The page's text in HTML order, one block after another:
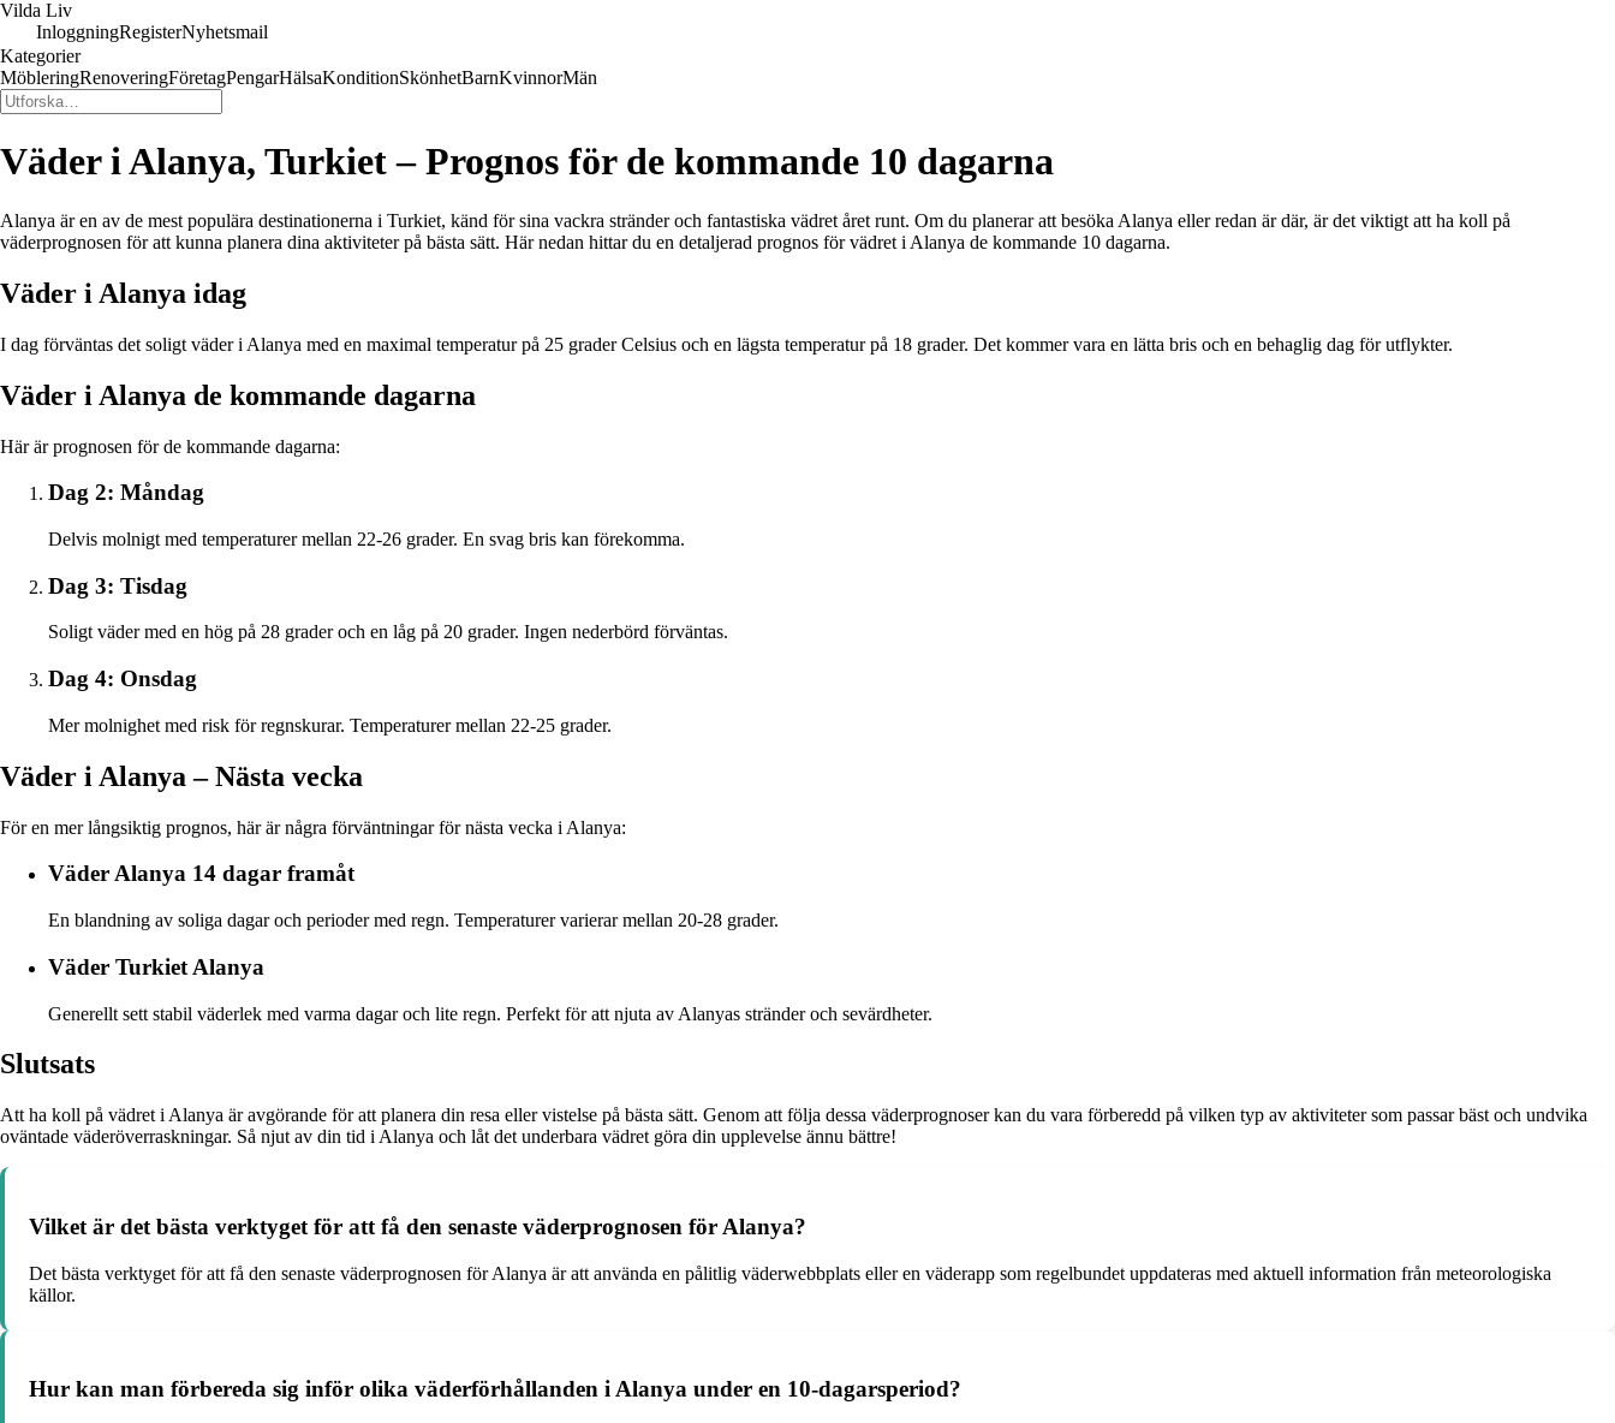
Vilda Liv
InloggningRegisterNyhetsmail
Kategorier
MöbleringRenoveringFöretagPengarHälsaKonditionSkönhetBarnKvinnorMän
Väder i Alanya, Turkiet – Prognos för de kommande 10 dagarna
Alanya är en av de mest populära destinationerna i Turkiet, känd för sina vackra stränder och fantastiska vädret året runt. Om du planerar att besöka Alanya eller redan är där, är det viktigt att ha koll på
väderprognosen för att kunna planera dina aktiviteter på bästa sätt. Här nedan hittar du en detaljerad prognos för vädret i Alanya de kommande 10 dagarna.
Väder i Alanya idag
I dag förväntas det soligt väder i Alanya med en maximal temperatur på 25 grader Celsius och en lägsta temperatur på 18 grader. Det kommer vara en lätta bris och en behaglig dag för utflykter.
Väder i Alanya de kommande dagarna
Här är prognosen för de kommande dagarna:
Dag 2: Måndag
Delvis molnigt med temperaturer mellan 22-26 grader. En svag bris kan förekomma.
Dag 3: Tisdag
Soligt väder med en hög på 28 grader och en låg på 20 grader. Ingen nederbörd förväntas.
Dag 4: Onsdag
Mer molnighet med risk för regnskurar. Temperaturer mellan 22-25 grader.
Väder i Alanya – Nästa vecka
För en mer långsiktig prognos, här är några förväntningar för nästa vecka i Alanya:
Väder Alanya 14 dagar framåt
En blandning av soliga dagar och perioder med regn. Temperaturer varierar mellan 20-28 grader.
Väder Turkiet Alanya
Generellt sett stabil väderlek med varma dagar och lite regn. Perfekt för att njuta av Alanyas stränder och sevärdheter.
Slutsats
Att ha koll på vädret i Alanya är avgörande för att planera din resa eller vistelse på bästa sätt. Genom att följa dessa väderprognoser kan du vara förberedd på vilken typ av aktiviteter som passar bäst och undvika
oväntade väderöverraskningar. Så njut av din tid i Alanya och låt det underbara vädret göra din upplevelse ännu bättre!
Vilket är det bästa verktyget för att få den senaste väderprognosen för Alanya?
Det bästa verktyget för att få den senaste väderprognosen för Alanya är att använda en pålitlig väderwebbplats eller en väderapp som regelbundet uppdateras med aktuell information från meteorologiska
källor.
Hur kan man förbereda sig inför olika väderförhållanden i Alanya under en 10-dagarsperiod?